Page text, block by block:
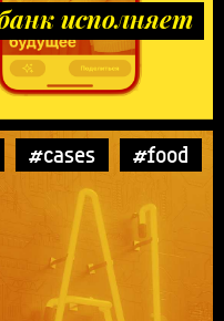
исполняет
#cases #food